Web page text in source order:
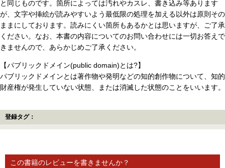
と同じものです。箇所によっては汚れやカスレ、書き込み等あります
が、文字や挿絵が読みやすいよう最低限の処理を加える以外は原則その
ままにしております。読みにくい箇所もあるかとは思いますが、ご了承
ください。なお、本書の内容についてのお問い合わせには一切お答えで
きませんので、あらかじめご了承ください。
【パブリックドメイン(public domain)とは?】
パブリックドメインとは著作物や発明などの知的創作物について、知的
財産権が発生していない状態、または消滅した状態のことをいいます。
登録タグ：
この書籍のレビューを書きませんか？